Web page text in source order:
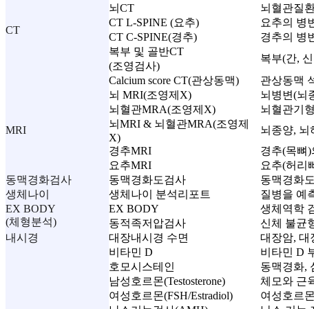
CT
뇌CT
뇌혈관질
CT L-SPINE (요추)
요추의 병
CT C-SPINE(경추)
경추의 병
복부 및 골반CT
(조영검사)
복부(간,
Calcium score CT(관상동맥)
관상동맥
MRI
뇌 MRI(조영제X) 뇌병변(뇌
뇌혈관MRA(조영제X)
뇌혈관기
뇌MRI & 뇌혈관MRA(조영제
X)
뇌종양, 뇌
경추MRI
경추(목뼈
요추MRI
요추(허리
동맥경화검사
동맥경화도검사 동맥경화
생체나이
생체나이 분석리포트 질병을 예
EX BODY
(체형분석)
EX BODY 생체역학
동적족저압검사
신체 불균
내시경
대장내시경 수면 대장암, 대
비타민 D
비타민 D
호모시스테인
동맥경화,
남성호르몬(Testosterone)
체모와 근
여성호르몬(FSH/Estradiol)
여성호르